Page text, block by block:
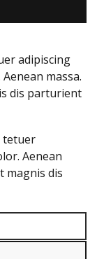
adipiscing
massa.
dis parturient
tetuer
Aenean
magnis dis